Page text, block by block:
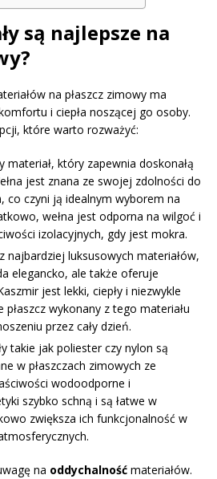
są najlepsze na
na płaszcz zimowy ma
i ciepła noszącej go osoby.
które warto rozważyć:
materiał, który zapewnia doskonałą
jest znana ze swojej zdolności do
co czyni ją idealnym wyborem na
wełna jest odporna na wilgoć i
izolacyjnych, gdy jest mokra.
najbardziej luksusowych materiałów,
elegancko, ale także oferuje
jest lekki, ciepły i niezwykle
wykonany z tego materiału
przez cały dzień.
takie jak poliester czy nylon są
w płaszczach zimowych ze
wodoodporne i
szybko schną i są łatwe w
zwiększa ich funkcjonalność w
na oddychalność materiałów.